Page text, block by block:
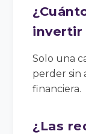
invertir
Solo una
perder sin
financiera.
¿Las